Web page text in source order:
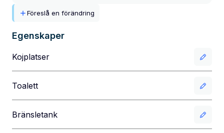
Föreslå en förändring
Egenskaper
Kojplatser
Toalett
Bränsletank